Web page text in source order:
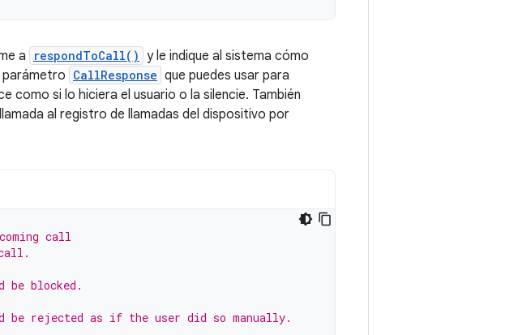
a respondToCall() y le indique al sistema cómo
parámetro CallResponse que puedes usar para
como si lo hiciera el usuario o la silencie. También
al registro de llamadas del dispositivo por
call
be blocked.
be rejected as if the user did so manually.